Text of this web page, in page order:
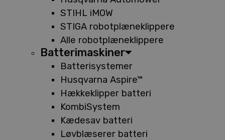
STIHL iMOW
STIGA robotplæneklippere
Alle robotplæneklippere
Batterimaskiner
Batterisystemer
Husqvarna Aspire™
Hækkeklipper batteri
KombiSystem
Kædesav batteri
Løvblæserer batteri